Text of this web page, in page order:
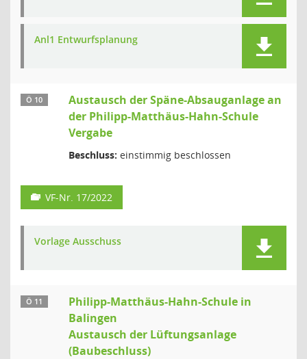
Anl1 Entwurfsplanung
Ö 10
Austausch der Späne-Absauganlage an
der Philipp-Matthäus-Hahn-Schule
Vergabe
Beschluss: einstimmig beschlossen
VF-Nr. 17/2022
Vorlage Ausschuss
Ö 11
Philipp-Matthäus-Hahn-Schule in
Balingen
Austausch der Lüftungsanlage
(Baubeschluss)